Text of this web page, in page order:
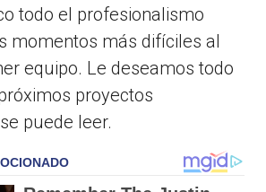
todo el profesionalismo
momentos más difíciles al
equipo. Le deseamos todo
proyectos
puede leer.